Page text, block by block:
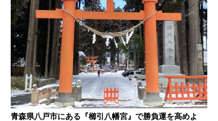
青森県八戸市にある『櫛引八幡宮』で勝負運を高めよ